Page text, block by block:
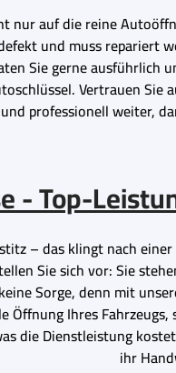
nur auf die reine
und muss
Sie gerne
Vertrauen
professionell weiter,
- Top-
– das klingt nach
Sie sich vor: Sie
Sorge, denn mit
Ihres
die Dienstleistung
ihr